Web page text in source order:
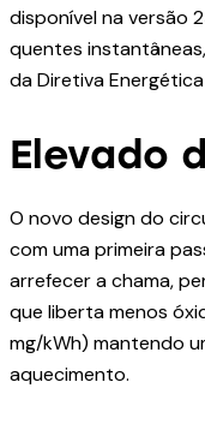
disponível na versão
quentes
da Diretiva Energética
Elevado
O novo design do
com uma primeira
arrefecer a chama,
que liberta menos
mg/kWh) mantendo
aquecimento.